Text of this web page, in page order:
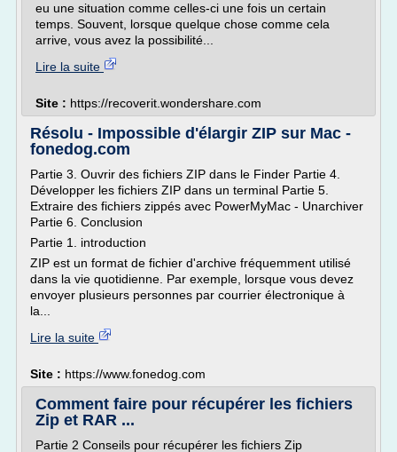
eu une situation comme celles-ci une fois un certain
temps. Souvent, lorsque quelque chose comme cela
arrive, vous avez la possibilité...
Lire la suite
Site : https://recoverit.wondershare.com
Résolu - Impossible d'élargir ZIP sur Mac -
fonedog.com
Partie 3. Ouvrir des fichiers ZIP dans le Finder Partie 4.
Développer les fichiers ZIP dans un terminal Partie 5.
Extraire des fichiers zippés avec PowerMyMac - Unarchiver
Partie 6. Conclusion
Partie 1. introduction
ZIP est un format de fichier d'archive fréquemment utilisé
dans la vie quotidienne. Par exemple, lorsque vous devez
envoyer plusieurs personnes par courrier électronique à
la...
Lire la suite
Site : https://www.fonedog.com
Comment faire pour récupérer les fichiers
Zip et RAR ...
Partie 2 Conseils pour récupérer les fichiers Zip